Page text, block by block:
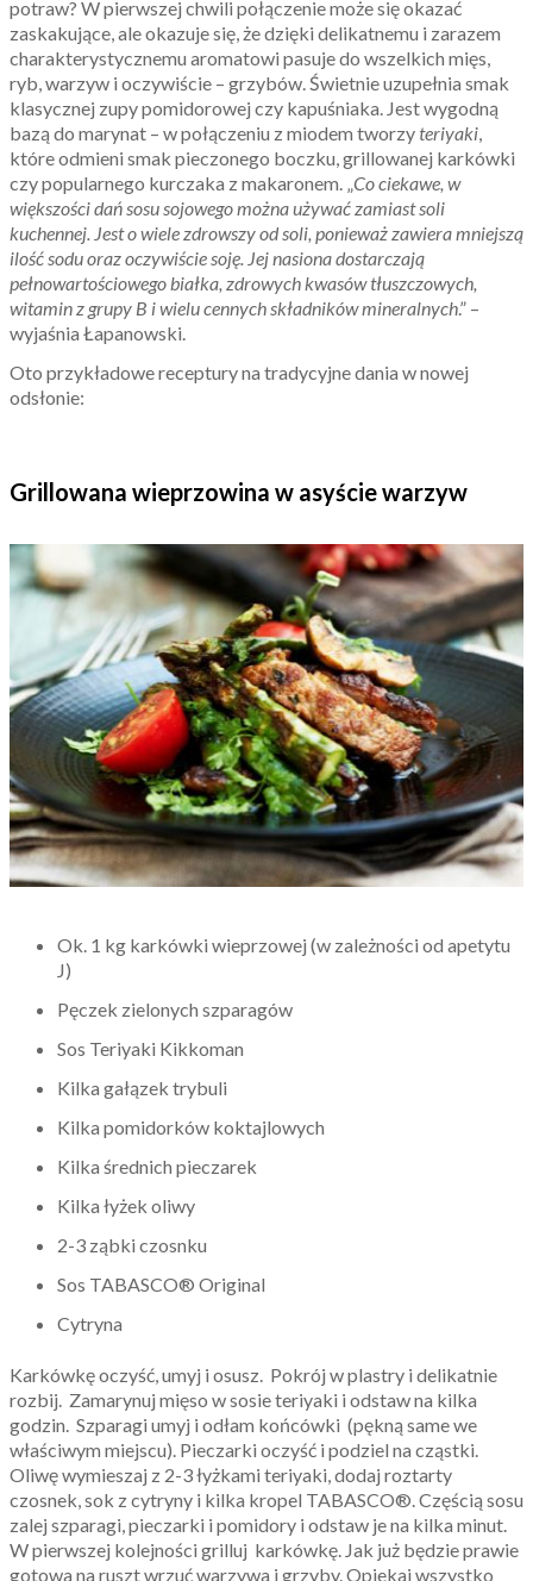
potraw? W pierwszej chwili połączenie może się okazać
zaskakujące, ale okazuje się, że dzięki delikatnemu i zarazem
charakterystycznemu aromatowi pasuje do wszelkich mięs,
ryb, warzyw i oczywiście – grzybów. Świetnie uzupełnia smak
klasycznej zupy pomidorowej czy kapuśniaka. Jest wygodną
bazą do marynat – w połączeniu z miodem tworzyteriyaki,
które odmieni smak pieczonego boczku, grillowanej karkówki
czy popularnego kurczaka z makaronem. „Co ciekawe, w
większości dań sosu sojowego można używać zamiast soli
kuchennej. Jest o wiele zdrowszy od soli, ponieważ zawiera mniejszą
ilość sodu oraz oczywiście soję. Jej nasiona dostarczają
pełnowartościowego białka, zdrowych kwasów tłuszczowych,
witamin z grupy B i wielu cennych składników mineralnych.” –
wyjaśnia Łapanowski.
Oto przykładowe receptury na tradycyjne dania w nowej
odsłonie:
Grillowana wieprzowina w asyście warzyw
Ok. 1 kg karkówki wieprzowej (w zależności od apetytu
J)
Pęczek zielonych szparagów
Sos Teriyaki Kikkoman
Kilka gałązek trybuli
Kilka pomidorków koktajlowych
Kilka średnich pieczarek
Kilka łyżek oliwy
2-3 ząbki czosnku
Sos TABASCO® Original
Cytryna
Karkówkę oczyść, umyj i osusz. Pokrój w plastry i delikatnie
rozbij. Zamarynuj mięso w sosie teriyaki i odstaw na kilka
godzin. Szparagi umyj i odłam końcówki (pękną same we
właściwym miejscu). Pieczarki oczyść i podziel na cząstki.
Oliwę wymieszaj z 2-3 łyżkami teriyaki, dodaj roztarty
czosnek, sok z cytryny i kilka kropel TABASCO®. Częścią sosu
zalej szparagi, pieczarki i pomidory i odstaw je na kilka minut.
W pierwszej kolejności grilluj karkówkę. Jak już będzie prawie
gotowa na ruszt wrzuć warzywa i grzyby. Opiekaj wszystko